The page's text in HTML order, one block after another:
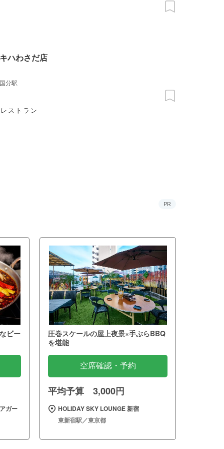
ハわさだ店
ストラン
分駅
PR
ビー
ガー
圧巻スケールの屋上夜景×手ぶらBBQ
を堪能
空席確認・予約
平均予算 3,000円
HOLIDAY SKY LOUNGE 新宿
東新宿駅／東京都